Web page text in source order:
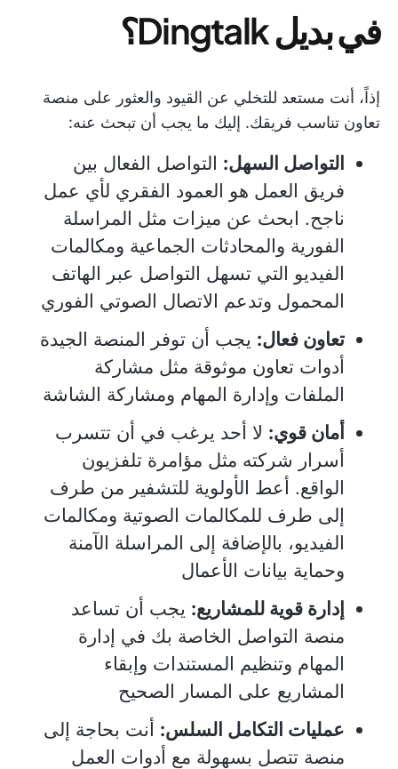
في بديل Dingtalk؟
إذاً، أنت مستعد للتخلي عن القيود والعثور على منصة
تعاون تناسب فريقك. إليك ما يجب أن تبحث عنه:
التواصل السهل: التواصل الفعال بين
فريق العمل هو العمود الفقري لأي عمل
ناجح. ابحث عن ميزات مثل المراسلة
الفورية والمحادثات الجماعية ومكالمات
الفيديو التي تسهل التواصل عبر الهاتف
المحمول وتدعم الاتصال الصوتي الفوري
تعاون فعال: يجب أن توفر المنصة الجيدة
أدوات تعاون موثوقة مثل مشاركة
الملفات وإدارة المهام ومشاركة الشاشة
أمان قوي: لا أحد يرغب في أن تتسرب
أسرار شركته مثل مؤامرة تلفزيون
الواقع. أعط الأولوية للتشفير من طرف
إلى طرف للمكالمات الصوتية ومكالمات
الفيديو، بالإضافة إلى المراسلة الآمنة
وحماية بيانات الأعمال
إدارة قوية للمشاريع: يجب أن تساعد
منصة التواصل الخاصة بك في إدارة
المهام وتنظيم المستندات وإبقاء
المشاريع على المسار الصحيح
عمليات التكامل السلس: أنت بحاجة إلى
منصة تتصل بسهولة مع أدوات العمل